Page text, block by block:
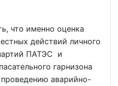
что именно оценка
действий личного
ПАТЭС и
гарнизона
аварийно-